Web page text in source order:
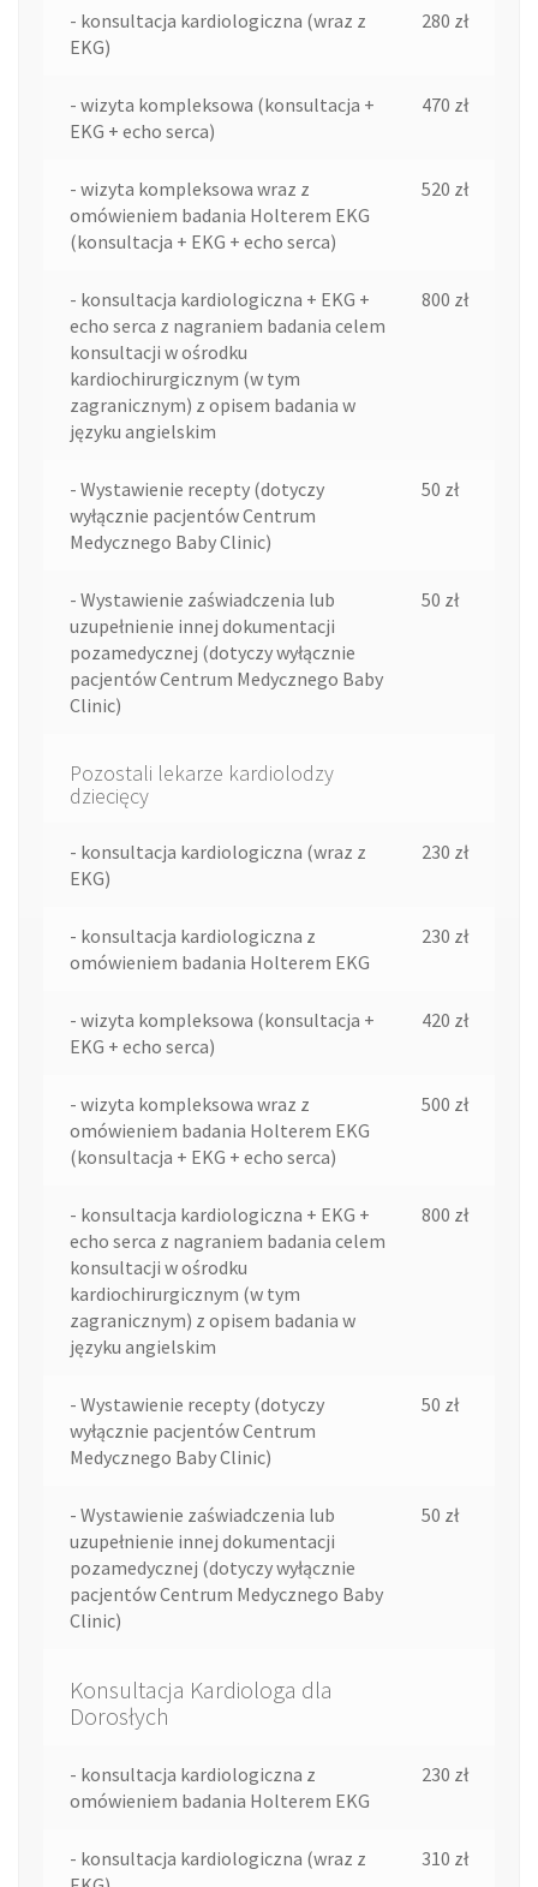
- konsultacja kardiologiczna (wraz z
EKG)
280 zł
- wizyta kompleksowa (konsultacja +
EKG + echo serca)
470 zł
- wizyta kompleksowa wraz z
omówieniem badania Holterem EKG
(konsultacja + EKG + echo serca)
520 zł
- konsultacja kardiologiczna + EKG +
echo serca z nagraniem badania celem
konsultacji w ośrodku
kardiochirurgicznym (w tym
zagranicznym) z opisem badania w
języku angielskim
800 zł
- Wystawienie recepty (dotyczy
wyłącznie pacjentów Centrum
Medycznego Baby Clinic)
50 zł
- Wystawienie zaświadczenia lub
uzupełnienie innej dokumentacji
pozamedycznej (dotyczy wyłącznie
pacjentów Centrum Medycznego Baby
Clinic)
50 zł
Pozostali lekarze kardiolodzy
dziecięcy
- konsultacja kardiologiczna (wraz z
EKG)
230 zł
- konsultacja kardiologiczna z
omówieniem badania Holterem EKG
230 zł
- wizyta kompleksowa (konsultacja +
EKG + echo serca)
420 zł
- wizyta kompleksowa wraz z
omówieniem badania Holterem EKG
(konsultacja + EKG + echo serca)
500 zł
- konsultacja kardiologiczna + EKG +
echo serca z nagraniem badania celem
konsultacji w ośrodku
kardiochirurgicznym (w tym
zagranicznym) z opisem badania w
języku angielskim
800 zł
- Wystawienie recepty (dotyczy
wyłącznie pacjentów Centrum
Medycznego Baby Clinic)
50 zł
- Wystawienie zaświadczenia lub
uzupełnienie innej dokumentacji
pozamedycznej (dotyczy wyłącznie
pacjentów Centrum Medycznego Baby
Clinic)
50 zł
Konsultacja Kardiologa dla
Dorosłych
- konsultacja kardiologiczna z
omówieniem badania Holterem EKG
230 zł
- konsultacja kardiologiczna (wraz z
310 zł